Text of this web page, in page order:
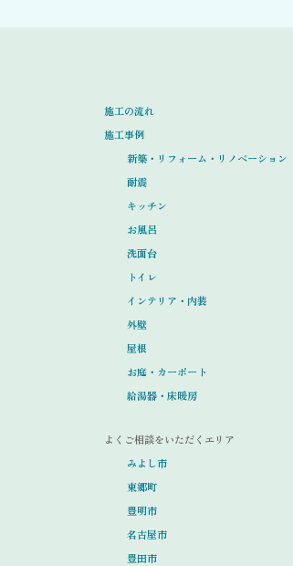
施工の流れ
施工事例
新築・リフォーム・リノベーション
耐震
キッチン
お風呂
洗面台
トイレ
インテリア・内装
外壁
屋根
お庭・カーポート
給湯器・床暖房
よくご相談をいただくエリア
みよし市
東郷町
豊明市
名古屋市
豊田市